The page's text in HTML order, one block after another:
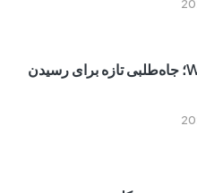
مک‌لارن W1؛ جاه‌طلبی تازه برای رسیدن